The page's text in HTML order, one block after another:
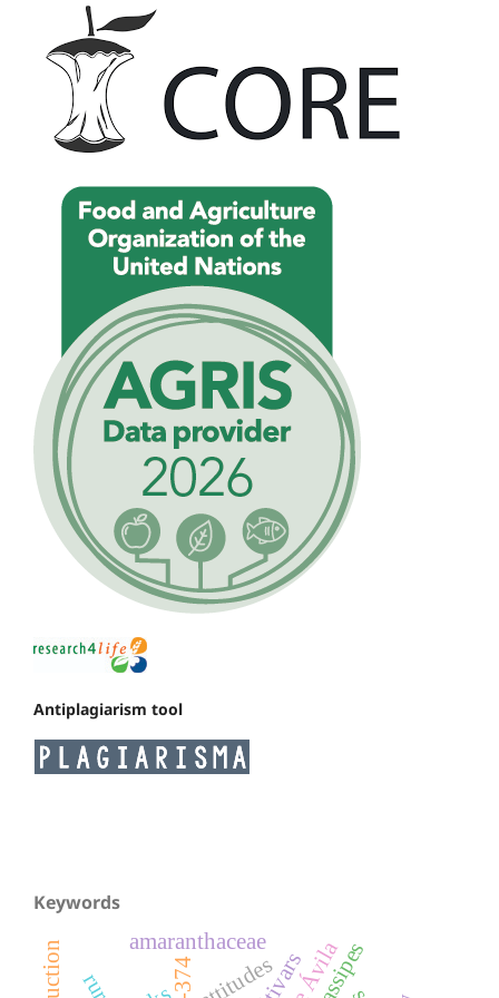
Antiplagiarism tool
Keywords
amaranthaceae
attitudes